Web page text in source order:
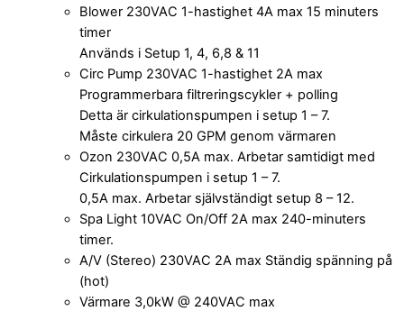
Blower 230VAC 1-hastighet 4A max 15 minuters
timer
Används i Setup 1, 4, 6,8 & 11
Circ Pump 230VAC 1-hastighet 2A max
Programmerbara filtreringscykler + polling
Detta är cirkulationspumpen i setup 1 – 7.
Måste cirkulera 20 GPM genom värmaren
Ozon 230VAC 0,5A max. Arbetar samtidigt med
Cirkulationspumpen i setup 1 – 7.
0,5A max. Arbetar självständigt setup 8 – 12.
Spa Light 10VAC On/Off 2A max 240-minuters
timer.
A/V (Stereo) 230VAC 2A max Ständig spänning på
(hot)
Värmare 3,0kW @ 240VAC max